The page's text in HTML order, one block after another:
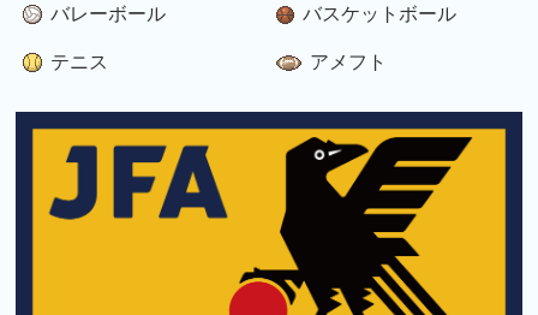
バレーボール バスケットボール
テニス アメフト